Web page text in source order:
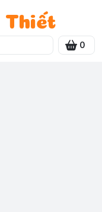
Thiết
0